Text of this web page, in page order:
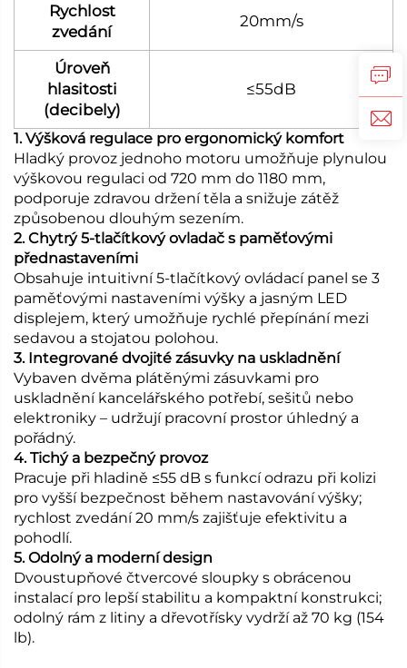
Rychlost
zvedání
20mm/s
Úroveň
hlasitosti
(decibely)
≤55dB
1. Výšková regulace pro ergonomický komfort
Hladký provoz jednoho motoru umožňuje plynulou
výškovou regulaci od 720 mm do 1180 mm,
podporuje zdravou držení těla a snižuje zátěž
způsobenou dlouhým sezením.
2. Chytrý 5-tlačítkový ovladač s paměťovými
přednastaveními
Obsahuje intuitivní 5-tlačítkový ovládací panel se 3
paměťovými nastaveními výšky a jasným LED
displejem, který umožňuje rychlé přepínání mezi
sedavou a stojatou polohou.
3. Integrované dvojité zásuvky na uskladnění
Vybaven dvěma plátěnými zásuvkami pro
uskladnění kancelářského potřebí, sešitů nebo
elektroniky – udržují pracovní prostor úhledný a
pořádný.
4. Tichý a bezpečný provoz
Pracuje při hladině ≤55 dB s funkcí odrazu při kolizi
pro vyšší bezpečnost během nastavování výšky;
rychlost zvedání 20 mm/s zajišťuje efektivitu a
pohodlí.
5. Odolný a moderní design
Dvoustupňové čtvercové sloupky s obrácenou
instalací pro lepší stabilitu a kompaktní konstrukci;
odolný rám z litiny a dřevotřísky vydrží až 70 kg (154
lb).